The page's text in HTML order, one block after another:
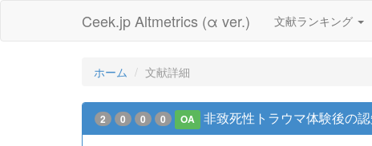
Ceek.jp Altmetrics (α ver.) 文献ランキング
ホーム 文献詳細
2 0 0 0 OA 非致死性トラウマ体験後の